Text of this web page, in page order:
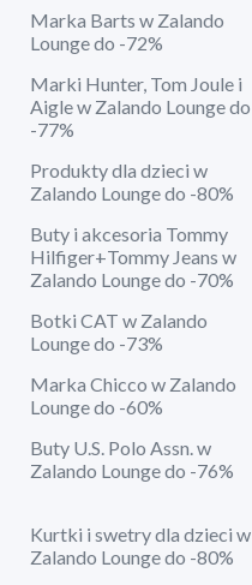
Marka Barts w Zalando
Lounge do -72%
Marki Hunter, Tom Joule i
Aigle w Zalando Lounge do
-77%
Produkty dla dzieci w
Zalando Lounge do -80%
Buty i akcesoria Tommy
Hilfiger+Tommy Jeans w
Zalando Lounge do -70%
Botki CAT w Zalando
Lounge do -73%
Marka Chicco w Zalando
Lounge do -60%
Buty U.S. Polo Assn. w
Zalando Lounge do -76%
Kurtki i swetry dla dzieci w
Zalando Lounge do -80%